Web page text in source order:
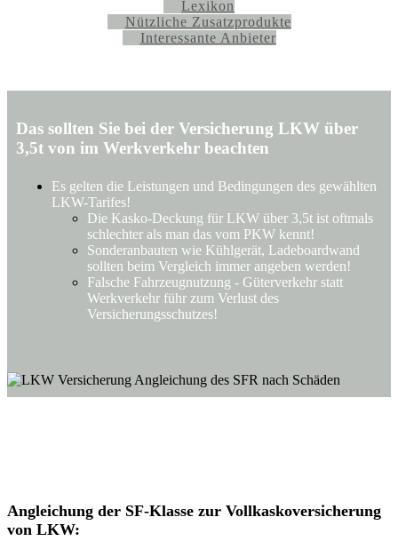
Lexikon
Nützliche Zusatzprodukte
Interessante Anbieter
Das sollten Sie bei der Versicherung LKW über
3,5t von im Werkverkehr beachten
Es gelten die Leistungen und Bedingungen des gewählten
LKW-Tarifes!
Die Kasko-Deckung für LKW über 3,5t ist oftmals
schlechter als man das vom PKW kennt!
Sonderanbauten wie Kühlgerät, Ladeboardwand
sollten beim Vergleich immer angeben werden!
Falsche Fahrzeugnutzung - Güterverkehr statt
Werkverkehr führ zum Verlust des
Versicherungsschutzes!
Angleichung der SF-Klasse zur Vollkaskoversicherung
von LKW: